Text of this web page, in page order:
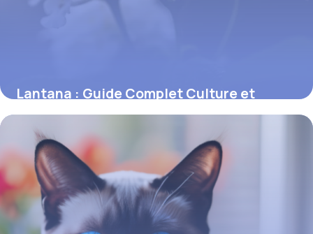
Lantana : Guide Complet Culture et
Entretien 2026
17 juin 2026